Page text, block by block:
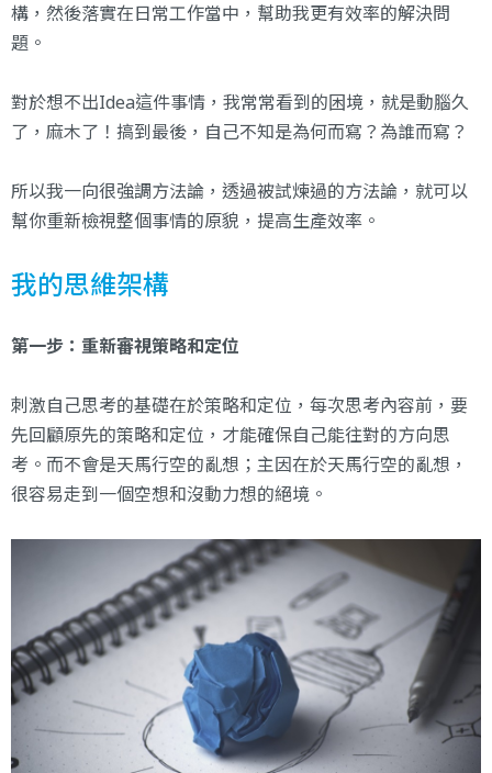
構，然後落實在日常工作當中，幫助我更有效率的解決問
題。
對於想不出Idea這件事情，我常常看到的困境，就是動腦久
了，麻木了！搞到最後，自己不知是為何而寫？為誰而寫？
所以我一向很強調方法論，透過被試煉過的方法論，就可以
幫你重新檢視整個事情的原貌，提高生產效率。
我的思維架構
第一步：重新審視策略和定位
刺激自己思考的基礎在於策略和定位，每次思考內容前，要
先回顧原先的策略和定位，才能確保自己能往對的方向思
考。而不會是天馬行空的亂想；主因在於天馬行空的亂想，
很容易走到一個空想和沒動力想的絕境。